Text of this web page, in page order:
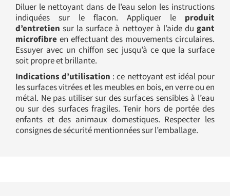
Diluer le nettoyant dans de l’eau selon les instructions
indiquées sur le flacon. Appliquer le produit
d’entretien sur la surface à nettoyer à l’aide du gant
microfibre en effectuant des mouvements circulaires.
Essuyer avec un chiffon sec jusqu’à ce que la surface
soit propre et brillante.
Indications d’utilisation : ce nettoyant est idéal pour
les surfaces vitrées et les meubles en bois, en verre ou en
métal. Ne pas utiliser sur des surfaces sensibles à l’eau
ou sur des surfaces fragiles. Tenir hors de portée des
enfants et des animaux domestiques. Respecter les
consignes de sécurité mentionnées sur l’emballage.